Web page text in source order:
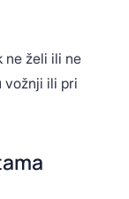
ne želi ili ne
vožnji ili pri